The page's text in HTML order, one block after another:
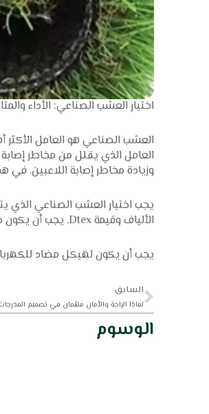
اختيار العشب الصناعي: الأداء
العشب الصناعي هو العامل الأكثر
العامل الذي يقلل من مخاطر
وزيادة مخاطر إصابة اللاعبين. في
الألياف وقيمة Dtex. يجب أن يكون طويل العمر بفضل هيكله المقاوم للأشعة فوق البنفسجية.
يجب أن يكون لهيكل مضاد
Prev
السابق
لماذا الراحة والأمان مهمان في تصميم
الوسوم